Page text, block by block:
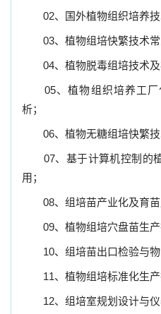
02、国外植物组织培养技
03、植物组培快繁技术
04、 植物脱毒组培技术及
05、植物组织培养工
析；
06、植物无糖组培快繁
07、 基于计算机控制的
用；
08、 组培苗产业化及育苗
09、 植物组培穴盘苗生产
10、 组培苗出口检验与物
11、 植物组培标准化生产
12、组培室规划设计与仪